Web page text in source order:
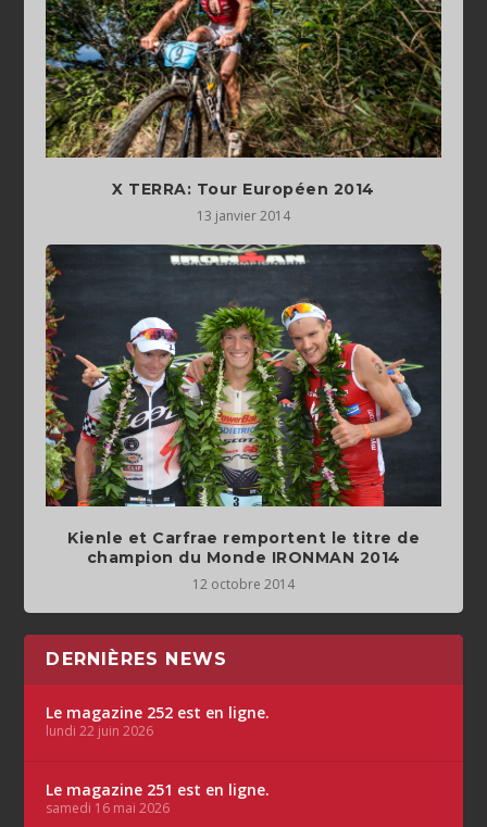
X TERRA: Tour Européen 2014
13 janvier 2014
Kienle et Carfrae remportent le titre de
champion du Monde IRONMAN 2014
12 octobre 2014
DERNIÈRES NEWS
Le magazine 252 est en ligne.
lundi 22 juin 2026
Le magazine 251 est en ligne.
samedi 16 mai 2026